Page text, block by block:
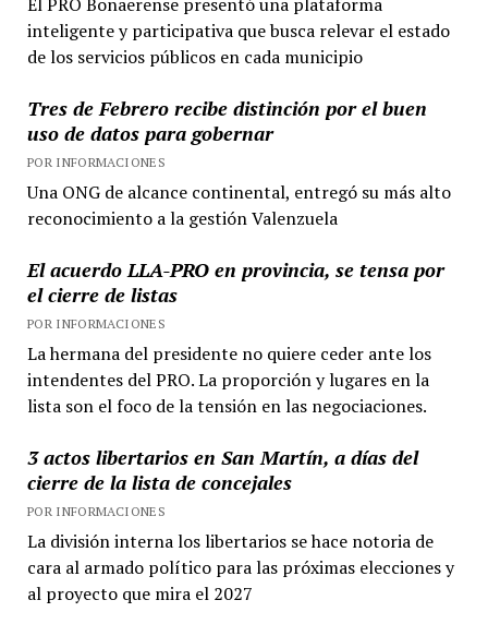
inteligente y participativa que busca relevar el estado
de los servicios públicos en cada municipio
Tres de Febrero recibe distinción por el buen
uso de datos para gobernar
POR INFORMACIONES
Una ONG de alcance continental, entregó su más alto
reconocimiento a la gestión Valenzuela
El acuerdo LLA-PRO en provincia, se tensa por
el cierre de listas
POR INFORMACIONES
La hermana del presidente no quiere ceder ante los
intendentes del PRO. La proporción y lugares en la
lista son el foco de la tensión en las negociaciones.
3 actos libertarios en San Martín, a días del
cierre de la lista de concejales
POR INFORMACIONES
La división interna los libertarios se hace notoria de
cara al armado político para las próximas elecciones y
al proyecto que mira el 2027
en
el
Gran
Aires